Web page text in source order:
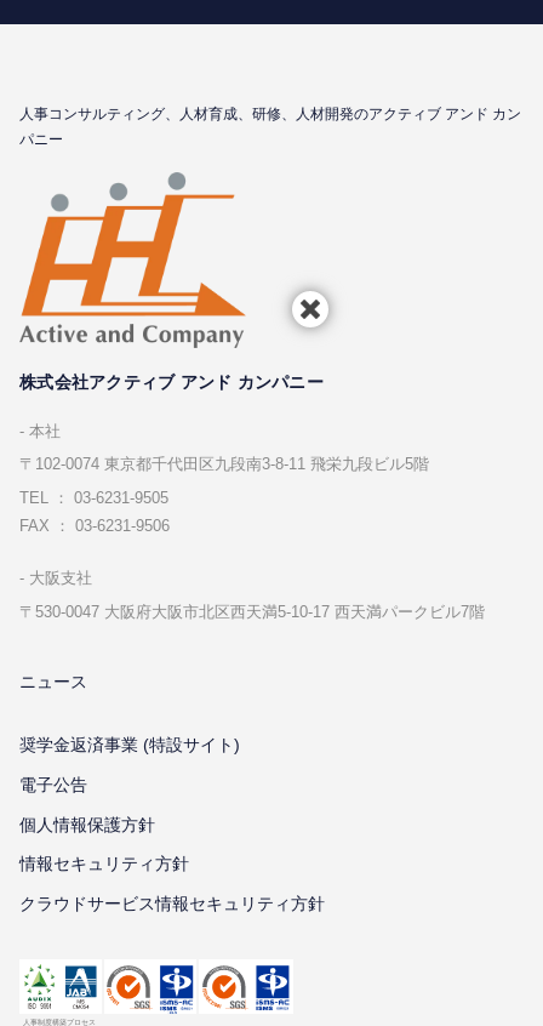
⼈事コンサルティング、⼈材育成、研修、⼈材開発のアクティブ アンド カン
パニー
株式会社アクティブ アンド カンパニー
本社
〒102-0074 東京都千代⽥区九段南3-8-11 飛栄九段ビル5階
TEL ： 03-6231-9505
FAX ： 03-6231-9506
⼤阪⽀社
〒530-0047 ⼤阪府⼤阪市北区⻄天満5-10-17 ⻄天満パークビル7階
ニュース
奨学金返済事業 (特設サイト)
電子公告
個⼈情報保護⽅針
情報セキュリティ⽅針
クラウドサービス情報セキュリティ方針